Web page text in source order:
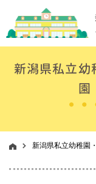
新潟県私立幼
園
新潟県私立幼稚園